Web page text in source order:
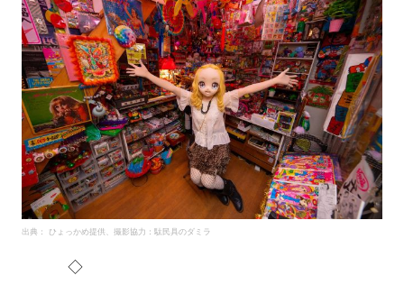
出典： ひょっかめ提供、撮影協力：駄民具のダミラ
◇